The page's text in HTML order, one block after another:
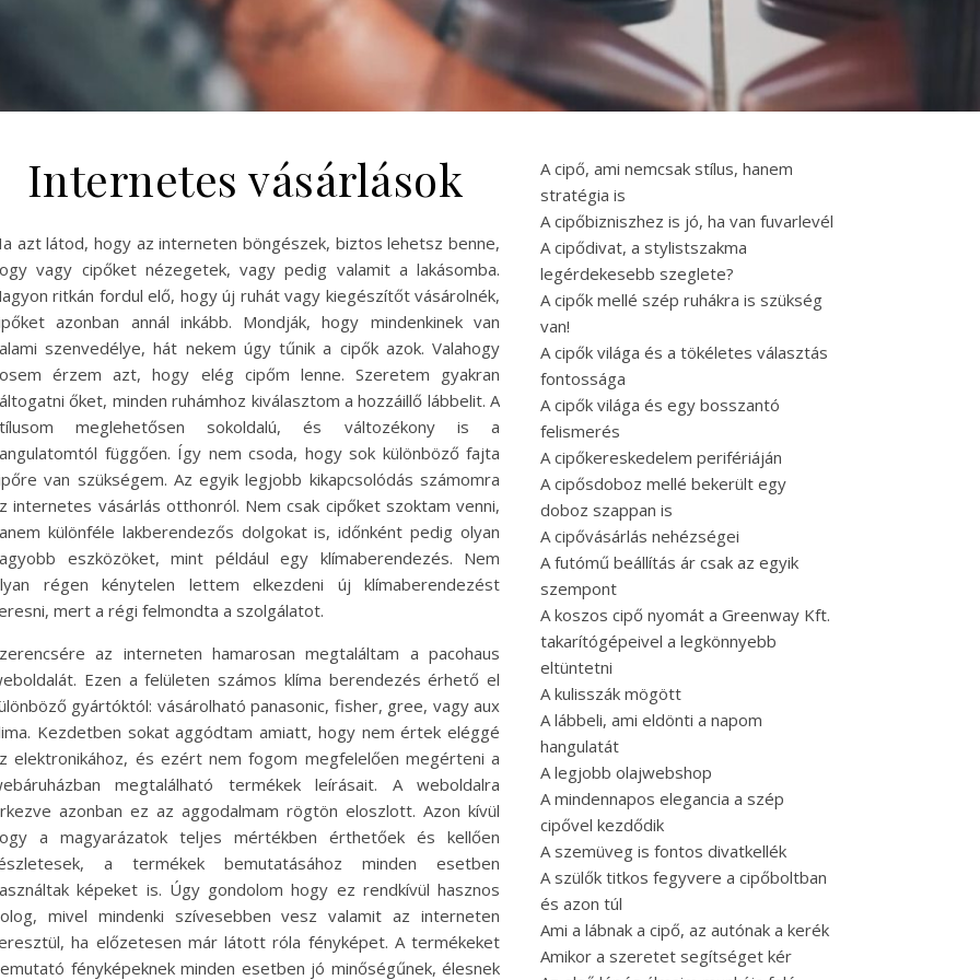
Internetes vásárlások
azt látod, hogy az interneten böngészek, biztos lehetsz benne,
vagy cipőket nézegetek, vagy pedig valamit a lakásomba.
ritkán fordul elő, hogy új ruhát vagy kiegészítőt vásárolnék,
azonban annál inkább. Mondják, hogy mindenkinek van
szenvedélye, hát nekem úgy tűnik a cipők azok. Valahogy
érzem azt, hogy elég cipőm lenne. Szeretem gyakran
őket, minden ruhámhoz kiválasztom a hozzáillő lábbelit. A
meglehetősen sokoldalú, és változékony is a
függően. Így nem csoda, hogy sok különböző fajta
van szükségem. Az egyik legjobb kikapcsolódás számomra
internetes vásárlás otthonról. Nem csak cipőket szoktam venni,
különféle lakberendezős dolgokat is, időnként pedig olyan
eszközöket, mint például egy klímaberendezés. Nem
régen kénytelen lettem elkezdeni új klímaberendezést
mert a régi felmondta a szolgálatot.
az interneten hamarosan megtaláltam a pacohaus
Ezen a felületen számos klíma berendezés érhető el
gyártóktól: vásárolható panasonic, fisher, gree, vagy aux
Kezdetben sokat aggódtam amiatt, hogy nem értek eléggé
elektronikához, és ezért nem fogom megfelelően megérteni a
megtalálható termékek leírásait. A weboldalra
azonban ez az aggodalmam rögtön eloszlott. Azon kívül
a magyarázatok teljes mértékben érthetőek és kellően
a termékek bemutatásához minden esetben
képeket is. Úgy gondolom hogy ez rendkívül hasznos
mivel mindenki szívesebben vesz valamit az interneten
ha előzetesen már látott róla fényképet. A termékeket
fényképeknek minden esetben jó minőségűnek, élesnek
A cipő, ami nemcsak stílus, hanem
stratégia is
A cipőbizniszhez is jó, ha van fuvarlevél
A cipődivat, a stylistszakma
legérdekesebb szeglete?
A cipők mellé szép ruhákra is szükség
van!
A cipők világa és a tökéletes választás
fontossága
A cipők világa és egy bosszantó
felismerés
A cipőkereskedelem perifériáján
A cipősdoboz mellé bekerült egy
doboz szappan is
A cipővásárlás nehézségei
A futómű beállítás ár csak az egyik
szempont
A koszos cipő nyomát a Greenway Kft.
takarítógépeivel a legkönnyebb
eltüntetni
A kulisszák mögött
A lábbeli, ami eldönti a napom
hangulatát
A legjobb olajwebshop
A mindennapos elegancia a szép
cipővel kezdődik
A szemüveg is fontos divatkellék
A szülők titkos fegyvere a cipőboltban
és azon túl
Ami a lábnak a cipő, az autónak a kerék
Amikor a szeretet segítséget kér